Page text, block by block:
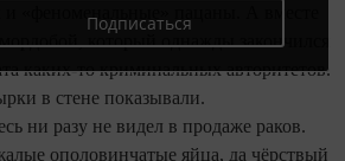
«феноменальные» пацаны. А вместе
который однажды закончился
каких-то криминальных авторитетов.
в стене показывали.
ни разу не видел в продаже раков.
ополовинчатые яйца, да чёрствый
Подписаться